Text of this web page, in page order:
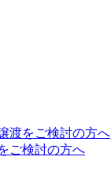
渡をご検討の方へ
ご検討の方へ